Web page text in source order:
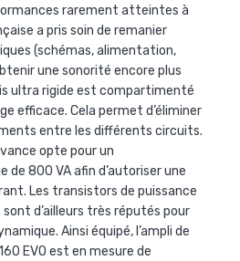
rarement atteintes à
a pris soin de remanier
(schémas, alimentation,
une sonorité encore plus
ultra rigide est compartimenté
efficace. Cela permet d’éliminer
entre les différents circuits.
opte pour un
de 800 VAafin d’autoriser une
Les transistors de puissance
d’ailleurs très réputés pour
Ainsi équipé, l’ampli de
EVO est en mesure de